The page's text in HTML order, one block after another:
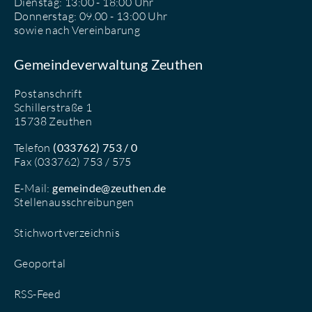
Donnerstag: 09.00 - 13:00 Uhr
sowie nach Vereinbarung
Gemeindeverwaltung Zeuthen
Postanschrift
Schillerstraße 1
15738 Zeuthen
Telefon (033762) 753 / 0
Fax (033762) 753 / 575
E-Mail:gemeinde@zeuthen.de
Stellenausschreibungen
Stichwortverzeichnis
Geoportal
RSS-Feed